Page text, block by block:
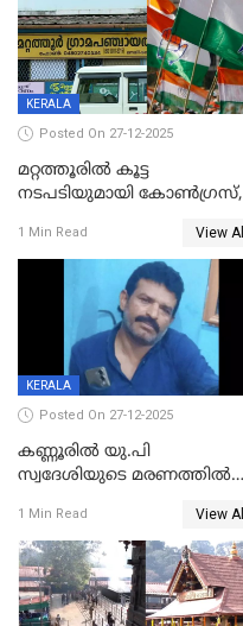
KERALA
Posted On 27-12-2025
മറ്റത്തൂരിൽ കൂട്ട
നടപടിയുമായി കോണ്‍ഗ്രസ്,
എട്ട് പേര്‍ ഉള്‍പ്പെടെ
പത്തുപേരെ പുറത്താക്കി,
ചൊവ്വന്നൂരിലും നടപടി
1 Min Read View All
KERALA
Posted On 27-12-2025
കണ്ണൂരിൽ യു.പി
സ്വദേശിയുടെ മരണത്തിൽ
കേസ്; തർക്കമുണ്ടായത്
ഫേഷ്യലിന് 300 രൂപ
ആവശ്യപ്പെട്ടതിനെച്ചൊല്ലി
1 Min Read View All